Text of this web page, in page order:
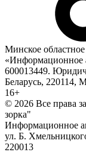
Минское
«Информационное
600013449.
Беларусь, 220114,
16+
© 2026 Все права
зорка"
Информационное
ул. Б.
220013